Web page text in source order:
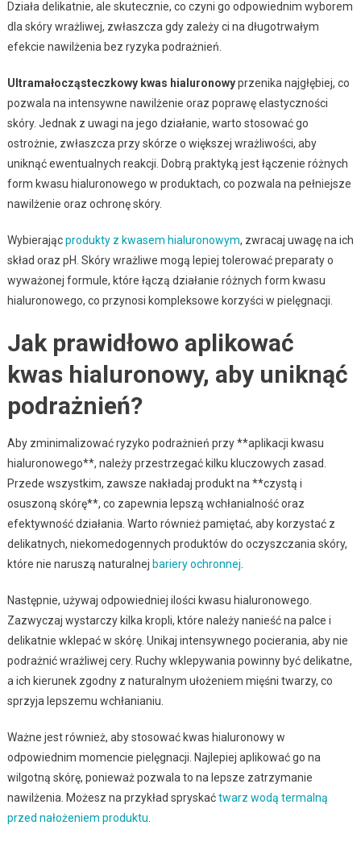
Działa delikatnie, ale skutecznie, co czyni go odpowiednim wyborem
dla skóry wrażliwej, zwłaszcza gdy zależy ci na długotrwałym
efekcie nawilżenia bez ryzyka podrażnień.
Ultramałocząsteczkowy kwas hialuronowyprzenika najgłębiej, co
pozwala na intensywne nawilżenie oraz poprawę elastyczności
skóry. Jednak z uwagi na jego działanie, warto stosować go
ostrożnie, zwłaszcza przy skórze o większej wrażliwości, aby
uniknąć ewentualnych reakcji. Dobrą praktyką jest łączenie różnych
form kwasu hialuronowego w produktach, co pozwala na pełniejsze
nawilżenie oraz ochronę skóry.
Wybierającprodukty z kwasem hialuronowym, zwracaj uwagę na ich
skład oraz pH. Skóry wrażliwe mogą lepiej tolerować preparaty o
wyważonej formule, które łączą działanie różnych form kwasu
hialuronowego, co przynosi kompleksowe korzyści w pielęgnacji.
Jak prawidłowo aplikować
kwas hialuronowy, aby uniknąć
podrażnień?
Aby zminimalizować ryzyko podrażnień przy **aplikacji kwasu
hialuronowego**, należy przestrzegać kilku kluczowych zasad.
Przede wszystkim, zawsze nakładaj produkt na **czystą i
osuszoną skórę**, co zapewnia lepszą wchłanialność oraz
efektywność działania. Warto również pamiętać, aby korzystać z
delikatnych, niekomedogennych produktów do oczyszczania skóry,
które nie naruszą naturalnej bariery ochronnej
Następnie, używaj odpowiedniej ilości kwasu hialuronowego.
Zazwyczaj wystarczy kilka kropli, które należy nanieść na palce i
delikatnie wklepać w skórę. Unikaj intensywnego pocierania, aby nie
podrażnić wrażliwej cery. Ruchy wklepywania powinny być delikatne,
a ich kierunek zgodny z naturalnym ułożeniem mięśni twarzy, co
sprzyja lepszemu wchłanianiu.
Ważne jest również, aby stosować kwas hialuronowy w
odpowiednim momencie pielęgnacji. Najlepiej aplikować go na
wilgotną skórę, ponieważ pozwala to na lepsze zatrzymanie
nawilżenia. Możesz na przykład spryskaćtwarz wodą termalną
przed nałożeniem produktu